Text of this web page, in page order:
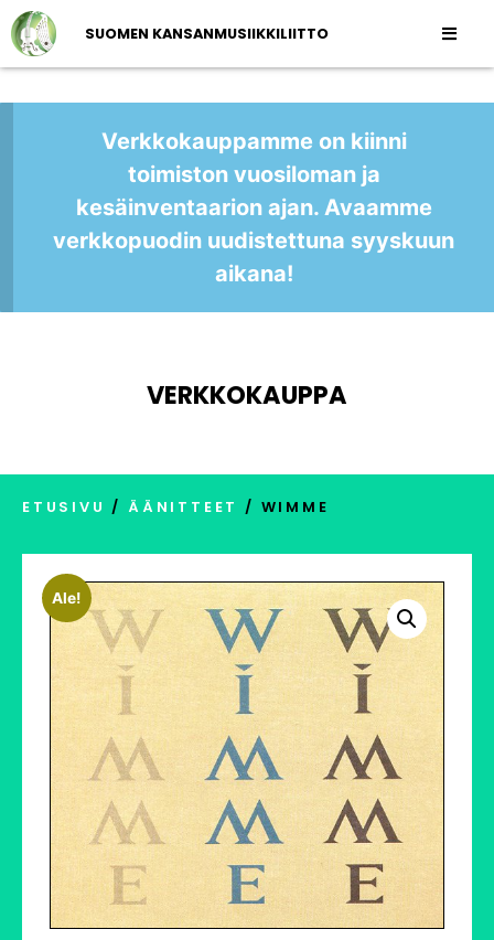
SUOMEN KANSANMUSIIKKILIITTO
Verkkokauppamme on kiinni
toimiston vuosiloman ja
kesäinventaarion ajan. Avaamme
verkkopuodin uudistettuna syyskuun
aikana!
VERKKOKAUPPA
ETUSIVU / ÄÄNITTEET / WIMME
Ale!